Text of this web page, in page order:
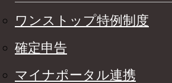
ワンストップ特例制度
確定申告
マイナポータル連携